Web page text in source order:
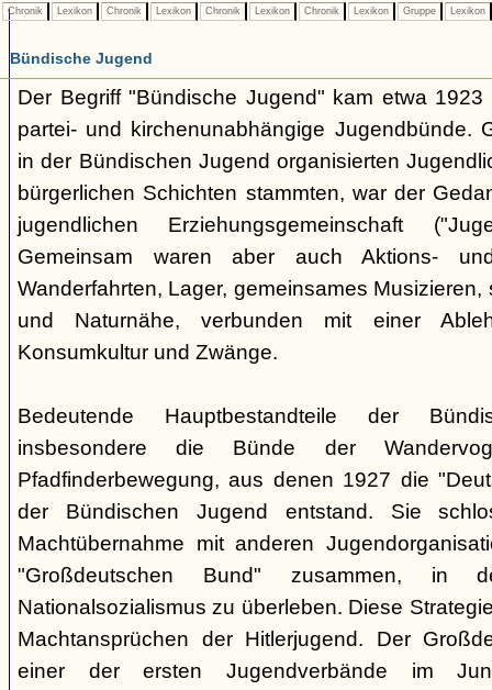
Chronik Lexikon Chronik Lexikon Chronik Lexikon Chronik Lexikon Gruppe Lexikon
Bündische Jugend
Der Begriff "Bündische Jugend" kam etwa
partei- und kirchenunabhängige Jugendbünde.
in der Bündischen Jugend organisierten
bürgerlichen Schichten stammten, war der
jugendlichen Erziehungsgemeinschaft
Gemeinsam waren aber auch Aktions-
Wanderfahrten, Lager, gemeinsames
und Naturnähe, verbunden mit einer
Konsumkultur und Zwänge.
Bedeutende Hauptbestandteile der
insbesondere die Bünde der
Pfadfinderbewegung, aus denen 1927 die
der Bündischen Jugend entstand. Sie
Machtübernahme mit anderen
"Großdeutschen Bund" zusammen,
Nationalsozialismus zu überleben. Diese
Machtansprüchen der Hitlerjugend. Der
einer der ersten Jugendverbände im